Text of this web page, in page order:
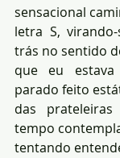
sensacional
letra S,
trás no sentido
que eu
parado feito
das
tempo
tentando